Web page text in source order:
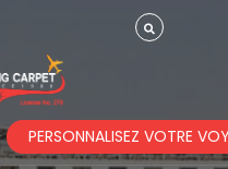
PERSONNALISEZ VOTRE